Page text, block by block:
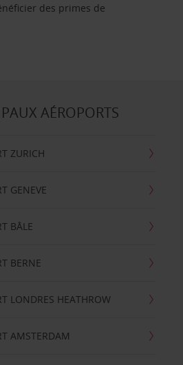
des primes de
AÉROPORTS
ZURICH
GENEVE
BÂLE
BERNE
LONDRES HEATHROW
AMSTERDAM